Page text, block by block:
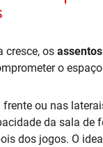
cresce, os
o
ou nas
da sala de
dos jogos. O